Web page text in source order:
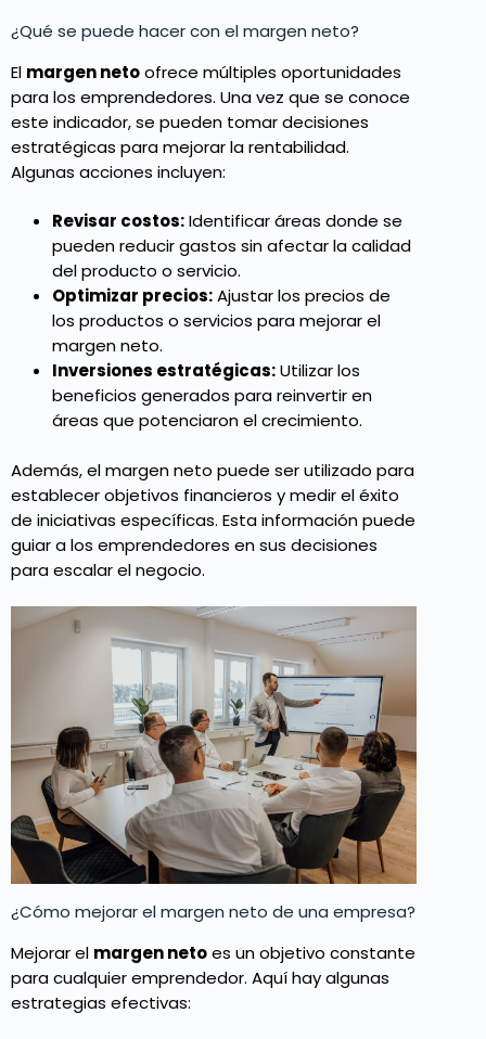
¿Qué se puede hacer con el margen neto?
El margen netoofrece múltiples oportunidades
para los emprendedores. Una vez que se conoce
este indicador, se pueden tomar decisiones
estratégicas para mejorar la rentabilidad.
Algunas acciones incluyen:
Revisar costos:Identificar áreas donde se
pueden reducir gastos sin afectar la calidad
del producto o servicio.
Optimizar precios:Ajustar los precios de
los productos o servicios para mejorar el
margen neto.
Inversiones estratégicas:Utilizar los
beneficios generados para reinvertir en
áreas que potenciaron el crecimiento.
Además, el margen neto puede ser utilizado para
establecer objetivos financieros y medir el éxito
de iniciativas específicas. Esta información puede
guiar a los emprendedores en sus decisiones
para escalar el negocio.
¿Cómo mejorar el margen neto de una empresa?
Mejorar el margen netoes un objetivo constante
para cualquier emprendedor. Aquí hay algunas
estrategias efectivas: